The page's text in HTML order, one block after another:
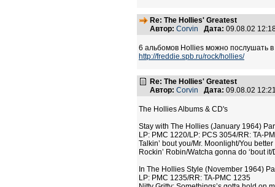
Re: The Hollies' Greatest
Автор: Corvin Дата: 09.08.02
6 альбомов Hollies можно послушать
http://freddie.spb.ru/rock/hollies/
Re: The Hollies' Greatest
Автор: Corvin Дата: 09.08.02
The Hollies Albums & CD's
Stay with The Hollies (January 1964)
LP: PMC 1220/LP: PCS 3054/RR: TA-
Talkin’ bout you/Mr. Moonlight/You
Rockin’ Robin/Watcha gonna do ‘bout
In The Hollies Style (November 1964)
LP: PMC 1235/RR: TA-PMC 1235